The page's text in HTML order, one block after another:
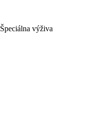
Špeciálna výživa